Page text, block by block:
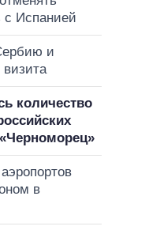
с Испанией
и
количество
в